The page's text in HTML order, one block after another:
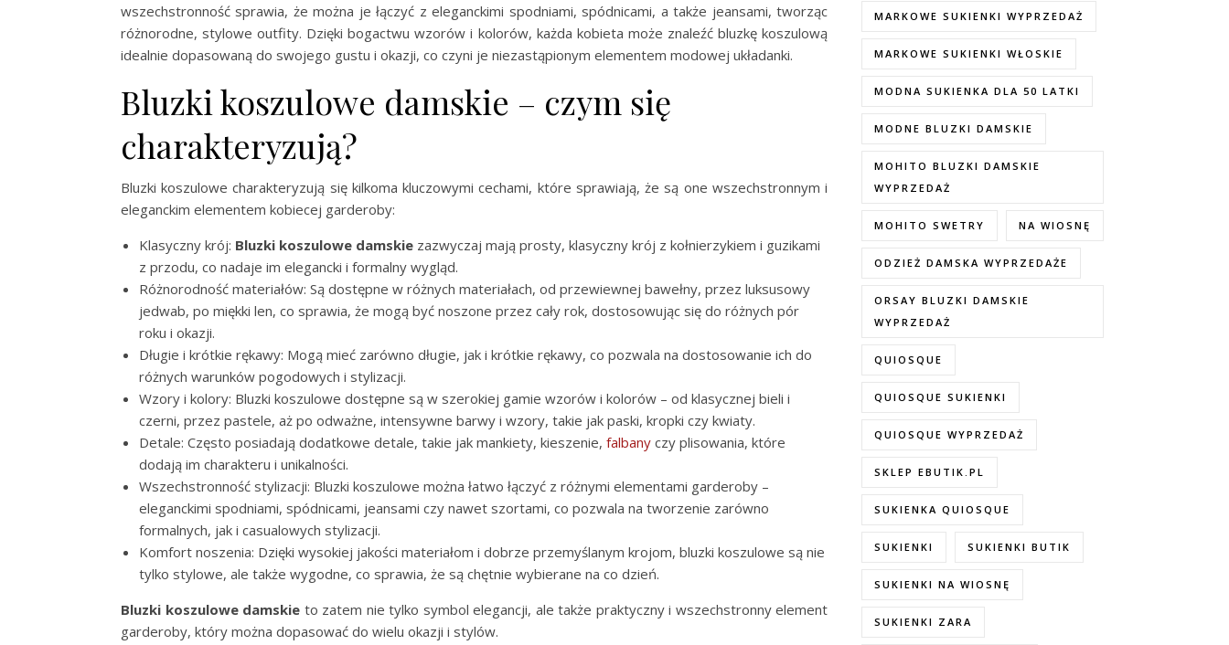
wszechstronność sprawia, że można je łączyć z eleganckimi spodniami, spódnicami, a także jeansami, tworząc
różnorodne, stylowe outfity. Dzięki bogactwu wzorów i kolorów, każda kobieta może znaleźć bluzkę koszulową
idealnie dopasowaną do swojego gustu i okazji, co czyni je niezastąpionym elementem modowej układanki.
Bluzki koszulowe damskie – czym się
charakteryzują?
Bluzki koszulowe charakteryzują się kilkoma kluczowymi cechami, które sprawiają, że są one wszechstronnym i
eleganckim elementem kobiecej garderoby:
Klasyczny krój: Bluzki koszulowe damskie zazwyczaj mają prosty, klasyczny krój z kołnierzykiem i guzikami
z przodu, co nadaje im elegancki i formalny wygląd.
Różnorodność materiałów: Są dostępne w różnych materiałach, od przewiewnej bawełny, przez luksusowy
jedwab, po miękki len, co sprawia, że mogą być noszone przez cały rok, dostosowując się do różnych pór
roku i okazji.
Długie i krótkie rękawy: Mogą mieć zarówno długie, jak i krótkie rękawy, co pozwala na dostosowanie ich do
różnych warunków pogodowych i stylizacji.
Wzory i kolory: Bluzki koszulowe dostępne są w szerokiej gamie wzorów i kolorów – od klasycznej bieli i
czerni, przez pastele, aż po odważne, intensywne barwy i wzory, takie jak paski, kropki czy kwiaty.
Detale: Często posiadają dodatkowe detale, takie jak mankiety, kieszenie, falbany czy plisowania, które
dodają im charakteru i unikalności.
Wszechstronność stylizacji: Bluzki koszulowe można łatwo łączyć z różnymi elementami garderoby –
eleganckimi spodniami, spódnicami, jeansami czy nawet szortami, co pozwala na tworzenie zarówno
formalnych, jak i casualowych stylizacji.
Komfort noszenia: Dzięki wysokiej jakości materiałom i dobrze przemyślanym krojom, bluzki koszulowe są nie
tylko stylowe, ale także wygodne, co sprawia, że są chętnie wybierane na co dzień.
Bluzki koszulowe damskie to zatem nie tylko symbol elegancji, ale także praktyczny i wszechstronny element
garderoby, który można dopasować do wielu okazji i stylów.
MARKOWE SUKIENKI WYPRZEDAŻ
MARKOWE SUKIENKI WŁOSKIE
MODNA SUKIENKA DLA 50 LATKI
MODNE BLUZKI DAMSKIE
MOHITO BLUZKI DAMSKIE
WYPRZEDAŻ
MOHITO SWETRY NA WIOSNĘ
ODZIEŻ DAMSKA WYPRZEDAŻE
ORSAY BLUZKI DAMSKIE
WYPRZEDAŻ
QUIOSQUE
QUIOSQUE SUKIENKI
QUIOSQUE WYPRZEDAŻ
SKLEP EBUTIK.PL
SUKIENKA QUIOSQUE
SUKIENKI SUKIENKI BUTIK
SUKIENKI NA WIOSNĘ
SUKIENKI ZARA